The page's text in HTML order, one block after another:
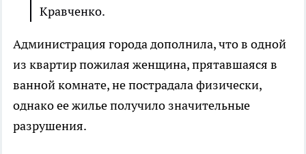
Кравченко.
Администрация города дополнила, что в одной
из квартир пожилая женщина, прятавшаяся в
ванной комнате, не пострадала физически,
однако ее жилье получило значительные
разрушения.